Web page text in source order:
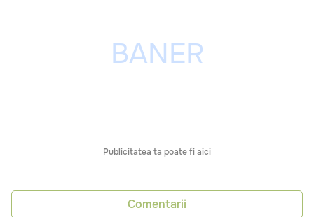
Publicitatea ta poate fi aici
Comentarii